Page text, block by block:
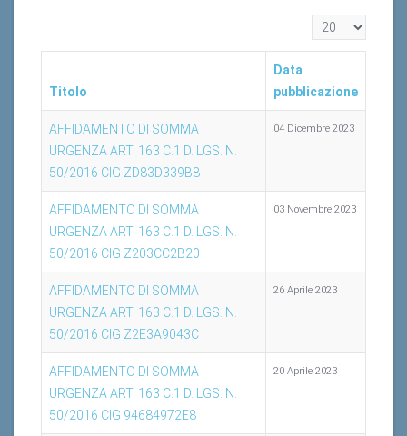
Visualizza n.
Titolo
Data
pubblicazione
AFFIDAMENTO DI SOMMA
URGENZA ART. 163 C.1 D. LGS. N.
50/2016 CIG ZD83D339B8
04 Dicembre 2023
AFFIDAMENTO DI SOMMA
URGENZA ART. 163 C.1 D. LGS. N.
50/2016 CIG Z203CC2B20
03 Novembre 2023
AFFIDAMENTO DI SOMMA
URGENZA ART. 163 C.1 D. LGS. N.
50/2016 CIG Z2E3A9043C
26 Aprile 2023
AFFIDAMENTO DI SOMMA
URGENZA ART. 163 C.1 D. LGS. N.
50/2016 CIG 94684972E8
20 Aprile 2023